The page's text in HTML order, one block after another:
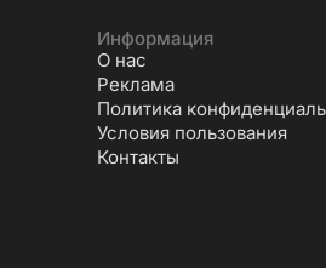
Информация
О нас
Реклама
Политика
Условия пользования
Контакты